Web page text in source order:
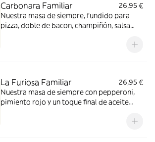
Carbonara Familiar
26,95 €
Nuestra masa de siempre, fundido para
pizza, doble de bacon, champiñón, salsa
La Furiosa Familiar
26,95 €
Nuestra masa de siempre con pepperoni,
pimiento rojo y un toque final de aceite